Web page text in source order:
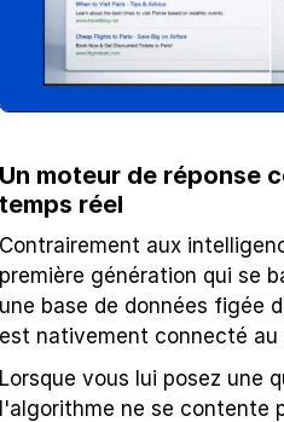
Un moteur de réponse
temps réel
Contrairement aux
première génération qui se
une base de données figée
est nativement connecté au
Lorsque vous lui posez une
l'algorithme ne se contente